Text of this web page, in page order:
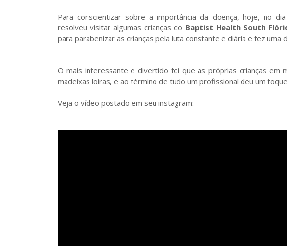
Para conscientizar sobre a importância da doença, hoje, no
resolveu visitar algumas crianças do Baptist Health South
para parabenizar as crianças pela luta constante e diária e fez uma
O mais interessante e divertido foi que as próprias crianças em
madeixas loiras, e ao término de tudo um profissional deu um
Veja o vídeo postado em seu instagram: